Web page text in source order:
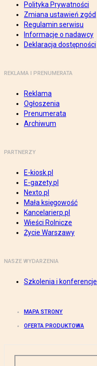
Polityka Prywatności
Zmiana ustawień zgód
Regulamin serwisu
Informacje o nadawcy
Deklaracja dostępności
REKLAMA I PRENUMERATA
Reklama
Ogłoszenia
Prenumerata
Archiwum
PARTNERZY
E-kiosk.pl
E-gazety.pl
Nexto.pl
Mała księgowość
Kancelarierp.pl
Wieści Rolnicze
Życie Warszawy
NASZE WYDARZENIA
Szkolenia i konferencje
MAPA STRONY
OFERTA PRODUKTOWA